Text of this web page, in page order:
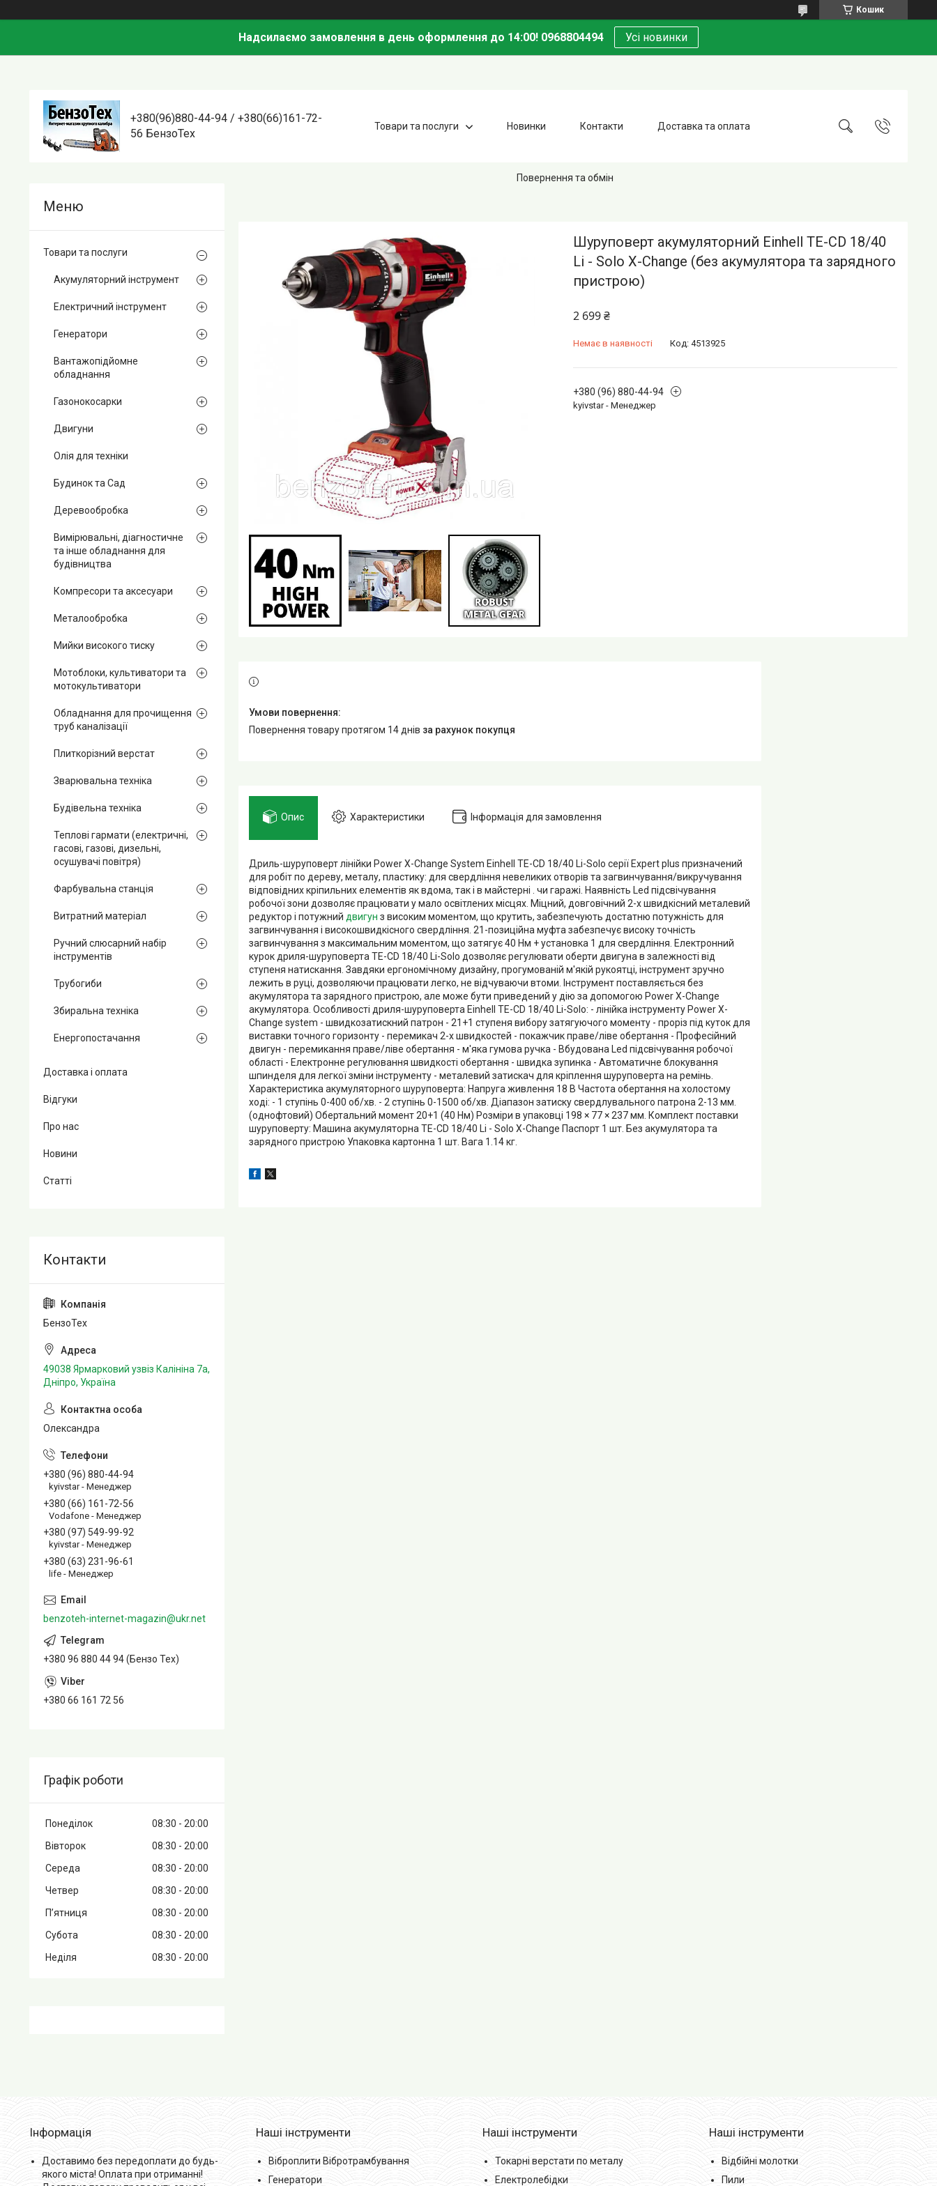
Кошик
Надсилаємо замовлення в день оформлення до 14:00! 0968804494 Усі новинки
+380(96)880-44-94 / +380(66)161-72-
56 БензоТех
Товари та послуги Новинки Контакти Доставка та оплата
Повернення та обмін
Шуруповерт акумуляторний Einhell TE-CD 18/40
Li - Solo X-Change (без акумулятора та зарядного
пристрою)
2 699 ₴
Немає в наявності Код: 4513925
+380 (96) 880-44-94
kyivstar - Менеджер
повернення товару протягом 14 днів за рахунок покупця
Опис Характеристики Інформація для замовлення
Дриль-шуруповерт лінійки Power X-Change System Einhell TE-CD 18/40 Li-Solo серії Expert plus призначений
для робіт по дереву, металу, пластику: для свердління невеликих отворів та загвинчування/викручування
відповідних кріпильних елементів як вдома, так і в майстерні . чи гаражі. Наявність Led підсвічування
робочої зони дозволяє працювати у мало освітлених місцях. Міцний, довговічний 2-х швидкісний металевий
редуктор і потужний двигун з високим моментом, що крутить, забезпечують достатню потужність для
загвинчування і високошвидкісного свердління. 21-позиційна муфта забезпечує високу точність
загвинчування з максимальним моментом, що затягує 40 Нм + установка 1 для свердління. Електронний
курок дриля-шуруповерта TE-CD 18/40 Li-Solo дозволяє регулювати оберти двигуна в залежності від
ступеня натискання. Завдяки ергономічному дизайну, прогумованій м'якій рукоятці, інструмент зручно
лежить в руці, дозволяючи працювати легко, не відчуваючи втоми. Інструмент поставляється без
акумулятора та зарядного пристрою, але може бути приведений у дію за допомогою Power X-Change
акумулятора. Особливості дриля-шуруповерта Einhell TE-CD 18/40 Li-Solo: - лінійка інструменту Power X-
Change system - швидкозатискний патрон - 21+1 ступеня вибору затягуючого моменту - проріз під куток для
виставки точного горизонту - перемикач 2-х швидкостей - покажчик праве/ліве обертання - Професійний
двигун - перемикання праве/ліве обертання - м'яка гумова ручка - Вбудована Led підсвічування робочої
області - Електронне регулювання швидкості обертання - швидка зупинка - Автоматичне блокування
шпинделя для легкої зміни інструменту - металевий затискач для кріплення шуруповерта на ремінь.
Характеристика акумуляторного шуруповерта: Напруга живлення 18 В Частота обертання на холостому
ході: - 1 ступінь 0-400 об/хв. - 2 ступінь 0-1500 об/хв. Діапазон затиску свердлувального патрона 2-13 мм.
(однофтовий) Обертальний момент 20+1 (40 Нм) Розміри в упаковці 198 × 77 × 237 мм. Комплект поставки
шуруповерту: Машина акумуляторна TE-CD 18/40 Li - Solo X-Change Паспорт 1 шт. Без акумулятора та
зарядного пристрою Упаковка картонна 1 шт. Вага 1.14 кг.
Товари та послуги
Акумуляторний інструмент
Електричний інструмент
Генератори
Вантажопідйомне
обладнання
Газонокосарки
Двигуни
Олія для техніки
Будинок та Сад
Деревообробка
Вимірювальні, діагностичне
та інше обладнання для
будівництва
Компресори та аксесуари
Металообробка
Мийки високого тиску
Мотоблоки, культиватори та
мотокультиватори
Обладнання для прочищення
труб каналізації
Плиткорізний верстат
Зварювальна техніка
Будівельна техніка
Теплові гармати (електричні,
гасові, газові, дизельні,
осушувачі повітря)
Фарбувальна станція
Витратний матеріал
Ручний слюсарний набір
інструментів
Трубогиби
Збиральна техніка
Енергопостачання
Доставка і оплата
Відгуки
Про нас
Новини
Статті
БензоТех
49038 Ярмарковий узвіз Калініна 7а,
Дніпро, Україна
Олександра
+380 (96) 880-44-94
kyivstar - Менеджер
+380 (66) 161-72-56
Vodafone - Менеджер
+380 (97) 549-99-92
kyivstar - Менеджер
+380 (63) 231-96-61
life - Менеджер
benzoteh-internet-magazin@ukr.net
+380 96 880 44 94 (Бензо Тех)
+380 66 161 72 56
Графік роботи
Понеділок 08:30
20:00
Вівторок
08:30
20:00
Середа
08:30
20:00
Четвер
08:30
20:00
Пʼятниця
08:30
20:00
Субота
08:30
20:00
Неділя
08:30 20:00
Інформація
Доставимо без передоплати до будь-
якого міста! Оплата при отриманні!
Наші інструменти
Віброплити Вібротрамбування
Генератори
Наші інструменти
Токарні верстати по металу
Електролебідки
Наші інструменти
Відбійні молотки
Пили